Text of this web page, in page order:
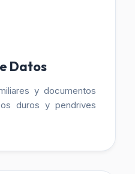
Datos
y documentos
duros y pendrives